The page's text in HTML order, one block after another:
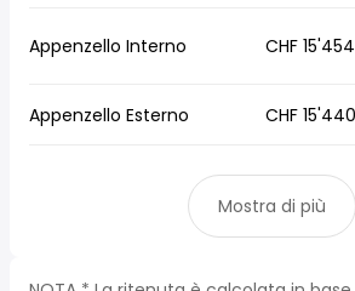
Appenzello Interno CHF 15'454
Appenzello Esterno CHF 15'440
Mostra di più